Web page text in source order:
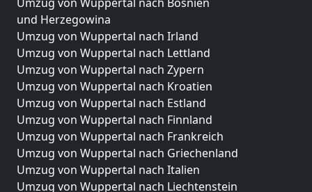
und Herzegowina
Umzug von Wuppertal nach Irland
Umzug von Wuppertal nach Lettland
Umzug von Wuppertal nach Zypern
Umzug von Wuppertal nach Kroatien
Umzug von Wuppertal nach Estland
Umzug von Wuppertal nach Finnland
Umzug von Wuppertal nach Frankreich
Umzug von Wuppertal nach Griechenland
Umzug von Wuppertal nach Italien
Umzug von Wuppertal nach Liechtenstein